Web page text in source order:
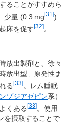
ることがすすめら
少量 (0.3 mg[31 ])
床を促す[32]。
放出製剤と、徐々
放出型、原発性ま
る [33] 。レム睡眠
ゾジアゼピン系）
くある[33]。使用
を摂取することで